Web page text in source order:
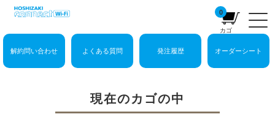
0
カゴ
解約問い合わせ よくある質問 発注履歴 オーダーシート
現在のカゴの中